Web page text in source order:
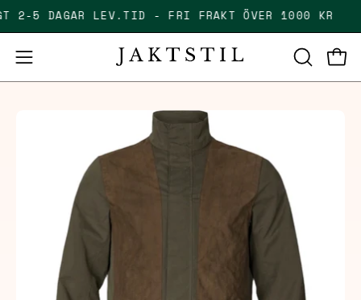
Skip
to
content
2-5 DAGAR LEV.TID - FRI FRAKT ÖVER 1000 KR
Open
navigation
OPEN
SEARCH